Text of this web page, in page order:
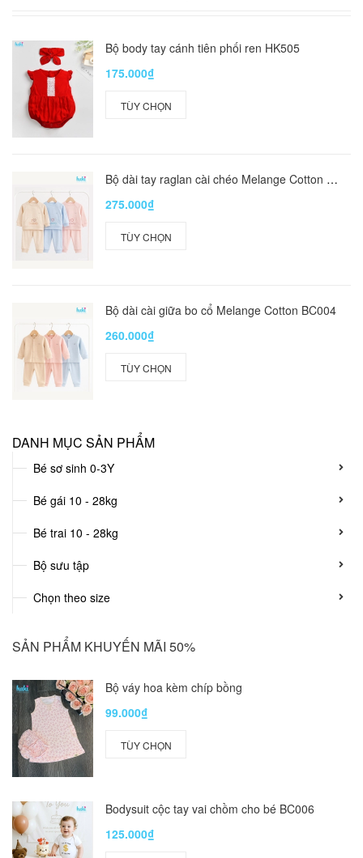
DANH MỤC SẢN PHẨM
Bé sơ sinh 0-3Y
Bé gái 10 - 28kg
Bé trai 10 - 28kg
Bộ sưu tập
Chọn theo size
SẢN PHẨM KHUYẾN MÃI 50%
Bộ váy hoa kèm chíp bồng
99.000₫
TÙY CHỌN
Bodysuit cộc tay vai chồm cho bé BC006
125.000₫
Bộ body tay cánh tiên phối ren HK505
175.000₫
TÙY CHỌN
Bộ dài tay raglan cài chéo Melange Cotton BC005
275.000₫
TÙY CHỌN
Bộ dài cài giữa bo cổ Melange Cotton BC004
260.000₫
TÙY CHỌN